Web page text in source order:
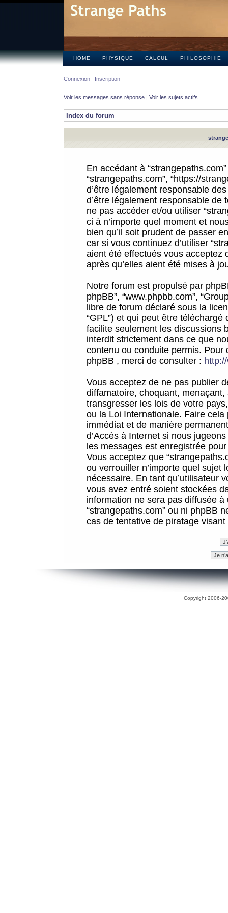
HOME PHYSIQUE CALCUL PHILOSOPHIE
Connexion Inscription
Voir les messages sans réponse | Voir les sujets actifs
Index du forum
En accédant à
“strangepaths.com”, “https://
d’être légalement responsable
d’être légalement responsable
ne pas accéder et/ou utiliser
ci à n’importe quel moment et
bien qu’il soit prudent de passer
car si vous continuez d’utiliser
aient été effectués vous acceptez
après qu’elles aient été mises à
Notre forum est propulsé par
phpBB”, “www.phpbb.com”,
libre de forum déclaré sous la
“GPL”) et qui peut être téléchargé
facilite seulement les discussions
interdit strictement dans ce que
contenu ou conduite permis.
phpBB , merci de consulter :
Vous acceptez de ne pas publier
diffamatoire, choquant,
transgresser les lois de votre
ou la Loi Internationale. Faire
immédiat et de manière
d’Accès à Internet si nous
les messages est enregistrée
Vous acceptez que
ou verrouiller n’importe quel sujet
nécessaire. En tant qu’utilisateur
vous avez entré soient stockées
information ne sera pas diffusée
“strangepaths.com” ou ni phpBB
cas de tentative de piratage
Copyright 2006-